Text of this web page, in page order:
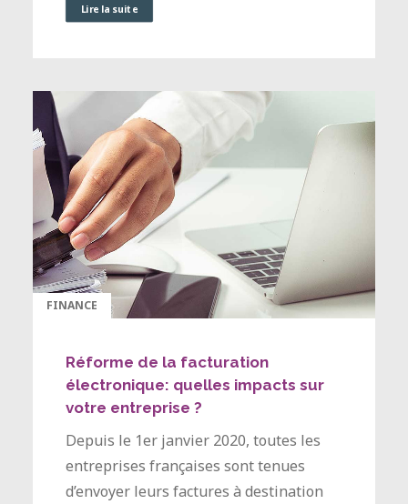
Lire la suite
FINANCE
Réforme de la facturation
électronique: quelles impacts sur
votre entreprise ?
Depuis le 1er janvier 2020, toutes les
entreprises françaises sont tenues
d’envoyer leurs factures à destination